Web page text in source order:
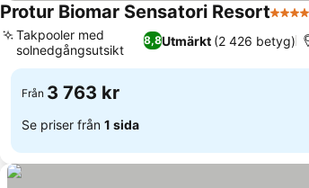
Protur Biomar Sensatori Resort5
8,8Utmärkt (2 426 betyg)
Takpooler med
solnedgångsutsikt
Från 3 763 kr
Se priser från 1 sida